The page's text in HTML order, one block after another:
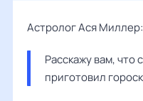
Астролог Ася Миллер:
Расскажу вам, что
приготовил